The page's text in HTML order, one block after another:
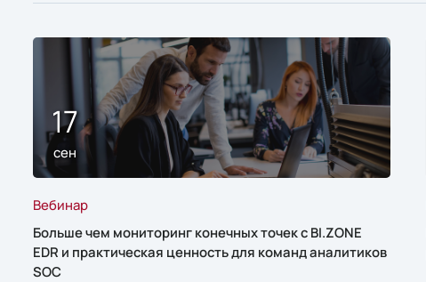
17
сен
Вебинар
Больше чем мониторинг конечных точек с BI.ZONE
EDR и практическая ценность для команд аналитиков
SOC